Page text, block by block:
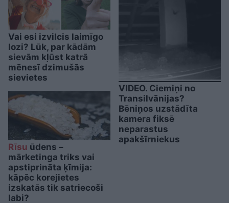
Vai esi izvilcis laimīgo
lozi? Lūk, par kādām
sievām kļūst katrā
mēnesī dzimušās
sievietes
Rīsu ūdens –
mārketinga triks vai
apstiprināta ķīmija:
kāpēc korejietes
izskatās tik satriecoši
labi?
VIDEO. Ciemiņi no
Transilvānijas?
Bēniņos uzstādīta
kamera fiksē
neparastus
apakšīrniekus